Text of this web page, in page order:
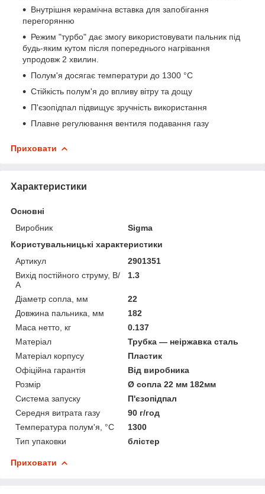
Внутрішня керамічна вставка для запобігання
перегорянню
Режим "турбо" дає змогу використовувати пальник під
будь-яким кутом після попереднього нагрівання
упродовж 2 хвилин.
Полум'я досягає температури до 1300 °C
Стійкість полум'я до впливу вітру та дощу
П'єзопідпал підвищує зручність використання
Плавне регулювання вентиля подавання газу
Приховати
Характеристики
Основні
Виробник
Sigma
Користувальницькі характеристики
Артикул
2901351
Вихід постійного струму, В/
А
1.3
Діаметр сопла, мм
22
Довжина пальника, мм
182
Маса нетто, кг
0.137
Матеріал
Трубка — неіржавка сталь
Матеріал корпусу
Пластик
Офіційна гарантія
Від виробника
Розмір
Ø сопла 22 мм 182мм
Система запуску
П'єзопідпал
Середня витрата газу
90 г/год
Температура полум'я, °C
1300
Тип упаковки
блістер
Приховати